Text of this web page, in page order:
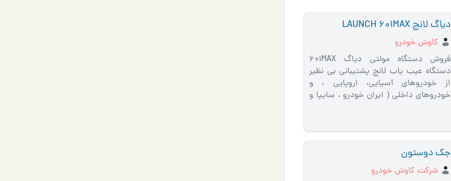
دیاگ لانچ LAUNCH 601MAX
کاوش خودرو
فروش دستگاه مولتی دیاگ 601MAX
دستگاه عیب یاب لانچ پشتیبانی بی نظیر
از خودروهای آسیایی، اروپایی ، و
خودروهای داخلی ( ایران خودرو ، سایپا و
جك دوستون
شركت كاوش خودرو